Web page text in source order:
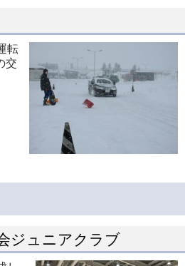
転
交
ジュニアクラブ